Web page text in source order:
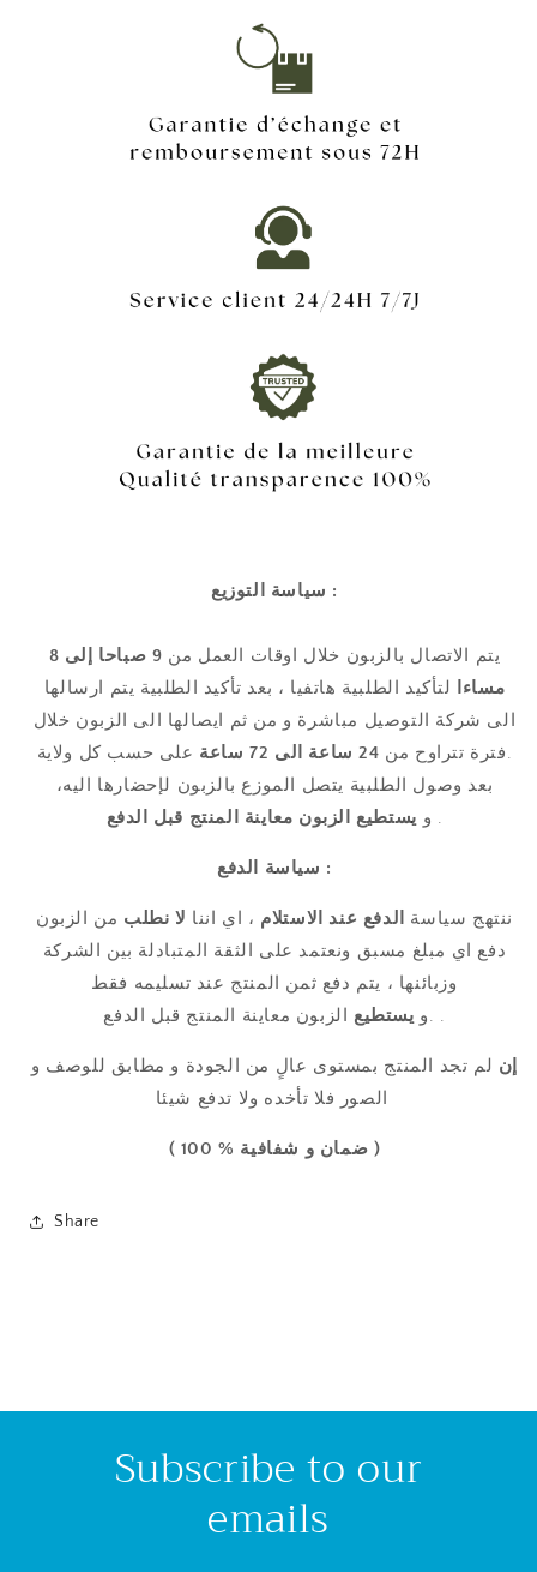
سياسة التوزيع :
يتم الاتصال بالزبون خلال اوقات العمل من
9 صباحا إلى 8
مساءا لتأكيد الطلبية هاتفيا ، بعد تأكيد الطلبية يتم ارسالها
الى شركة التوصيل مباشرة و من ثم ايصالها الى الزبون خلال
فترة تتراوح من 24 ساعة الى 72 ساعة
على حسب كل ولاية.
بعد وصول الطلبية يتصل الموزع بالزبون لإحضارها اليه،
و يستطيع الزبون معاينة المنتج قبل الدفع .
سياسة الدفع :
ننتهج سياسة الدفع عند الاستلام ، اي اننا لا نطلب من الزبون
دفع اي مبلغ مسبق ونعتمد على الثقة المتبادلة بين الشركة
وزبائنها ، يتم دفع ثمن المنتج عند تسليمه فقط
.و يستطيع الزبون معاينة المنتج قبل الدفع .
إن لم تجد المنتج بمستوى عالٍ من الجودة و مطابق للوصف و
( ضمان و شفافية % 100 )
Share
Subscribe to our
emails